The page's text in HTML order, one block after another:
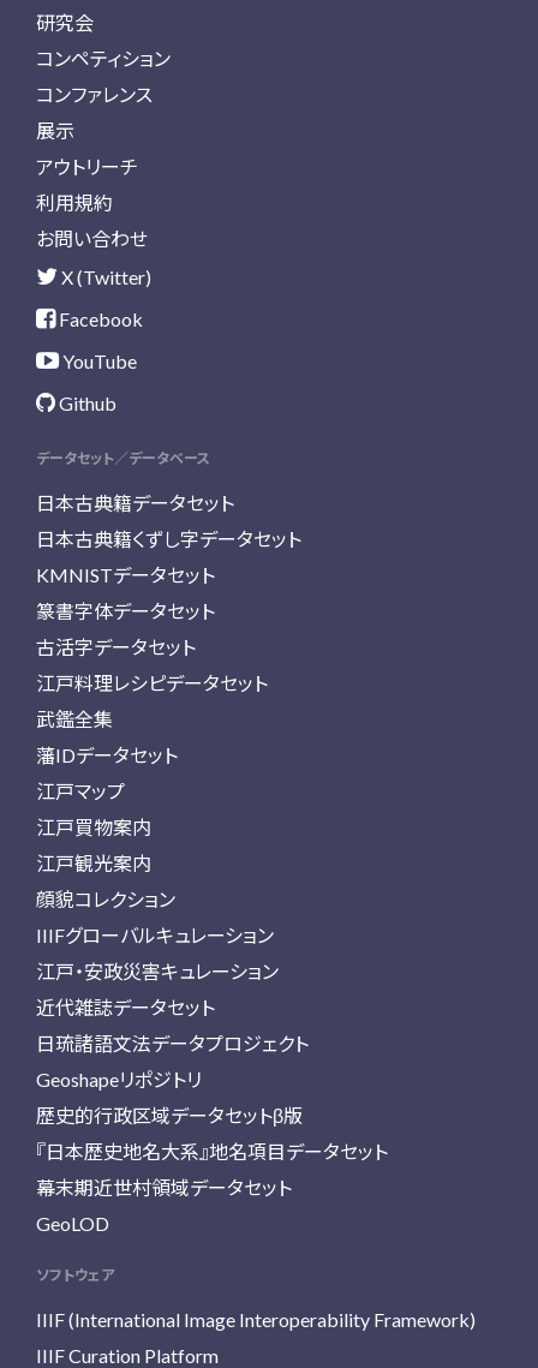
研究会
コンペティション
コンファレンス
展示
アウトリーチ
利用規約
お問い合わせ
X (Twitter)
Facebook
YouTube
Github
データセット／データベース
日本古典籍データセット
日本古典籍くずし字データセット
KMNISTデータセット
篆書字体データセット
古活字データセット
江戸料理レシピデータセット
武鑑全集
藩IDデータセット
江戸マップ
江戸買物案内
江戸観光案内
顔貌コレクション
IIIFグローバルキュレーション
江戸・安政災害キュレーション
近代雑誌データセット
日琉諸語文法データプロジェクト
Geoshapeリポジトリ
歴史的行政区域データセットβ版
『日本歴史地名大系』地名項目データセット
幕末期近世村領域データセット
GeoLOD
ソフトウェア
IIIF (International Image Interoperability Framework)
IIIF Curation Platform